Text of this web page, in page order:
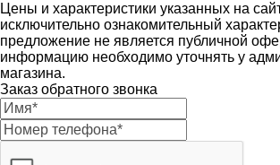
Цены и характеристики указанных на
исключительно ознакомительный
предложение не является публичной
информацию необходимо уточнять у
магазина.
Заказ обратного звонка